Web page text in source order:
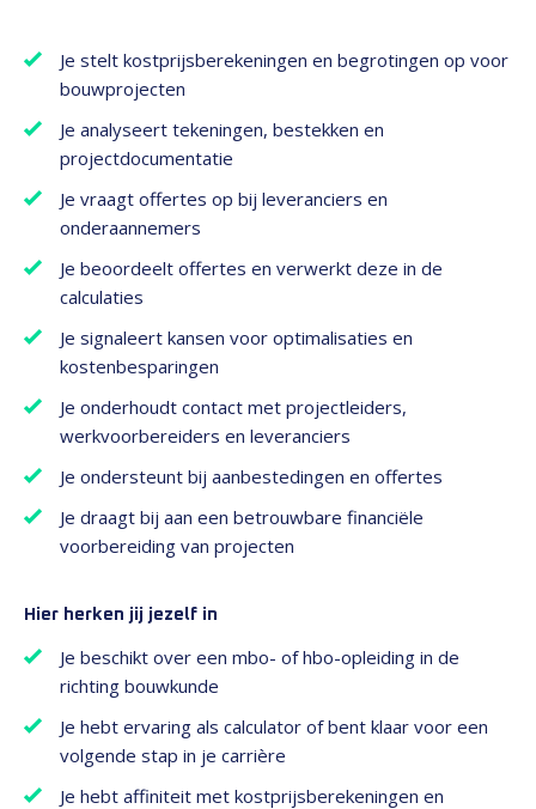
Je stelt kostprijsberekeningen en begrotingen op voor
bouwprojecten
Je analyseert tekeningen, bestekken en
projectdocumentatie
Je vraagt offertes op bij leveranciers en
onderaannemers
Je beoordeelt offertes en verwerkt deze in de
calculaties
Je signaleert kansen voor optimalisaties en
kostenbesparingen
Je onderhoudt contact met projectleiders,
werkvoorbereiders en leveranciers
Je ondersteunt bij aanbestedingen en offertes
Je draagt bij aan een betrouwbare financiële
voorbereiding van projecten
Hier herken jij jezelf in
Je beschikt over een mbo- of hbo-opleiding in de
richting bouwkunde
Je hebt ervaring als calculator of bent klaar voor een
volgende stap in je carrière
Je hebt affiniteit met kostprijsberekeningen en